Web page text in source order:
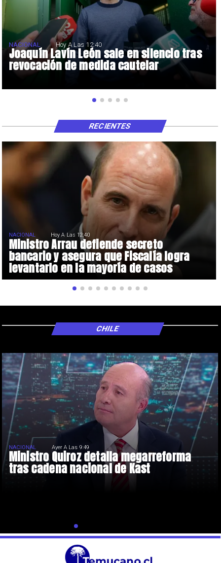
Joaquín Lavín León sale en silencio tras
revocación de medida cautelar
NACIONAL Hoy A Las 12:40
Ministro Arrau defiende secreto
bancario y asegura que Fiscalía logra
levantarlo en la mayoría de casos
NACIONAL Hoy A Las 12:40
RECIENTES
Ministro Quiroz detalla megarreforma
tras cadena nacional de Kast
NACIONAL Ayer A Las 9:49
CHILE